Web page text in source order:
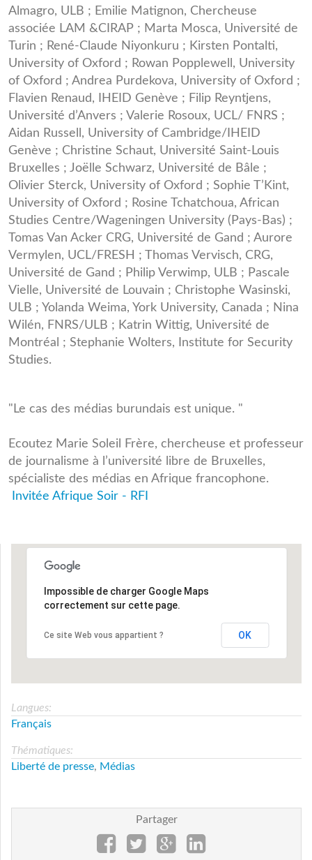
Almagro, ULB ; Emilie Matignon, Chercheuse
associée LAM &CIRAP ; Marta Mosca, Université de
Turin ; René-Claude Niyonkuru ; Kirsten Pontalti,
University of Oxford ; Rowan Popplewell, University
of Oxford ; Andrea Purdekova, University of Oxford ;
Flavien Renaud, IHEID Genève ; Filip Reyntjens,
Université d’Anvers ; Valerie Rosoux, UCL/ FNRS ;
Aidan Russell, University of Cambridge/IHEID
Genève ; Christine Schaut, Université Saint-Louis
Bruxelles ; Joëlle Schwarz, Université de Bâle ;
Olivier Sterck, University of Oxford ; Sophie T’Kint,
University of Oxford ; Rosine Tchatchoua, African
Studies Centre/Wageningen University (Pays-Bas) ;
Tomas Van Acker CRG, Université de Gand ; Aurore
Vermylen, UCL/FRESH ; Thomas Vervisch, CRG,
Université de Gand ; Philip Verwimp, ULB ; Pascale
Vielle, Université de Louvain ; Christophe Wasinski,
ULB ; Yolanda Weima, York University, Canada ; Nina
Wilén, FNRS/ULB ; Katrin Wittig, Université de
Montréal ; Stephanie Wolters, Institute for Security
Studies.
"Le cas des médias burundais est unique. "
Ecoutez Marie Soleil Frère, chercheuse et professeur
de journalisme à l’université libre de Bruxelles,
spécialiste des médias en Afrique francophone.
Invitée Afrique Soir - RFI
Impossible de charger Google Maps
correctement sur cette page.
Ce site Web vous appartient ? OK
Langues:
Français
Thématiques:
Liberté de presse, Médias
Partager